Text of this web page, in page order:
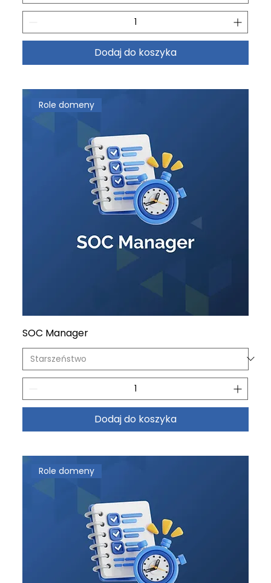
Dodaj do koszyka
Role domeny
SOC Manager
Dodaj do koszyka
Role domeny